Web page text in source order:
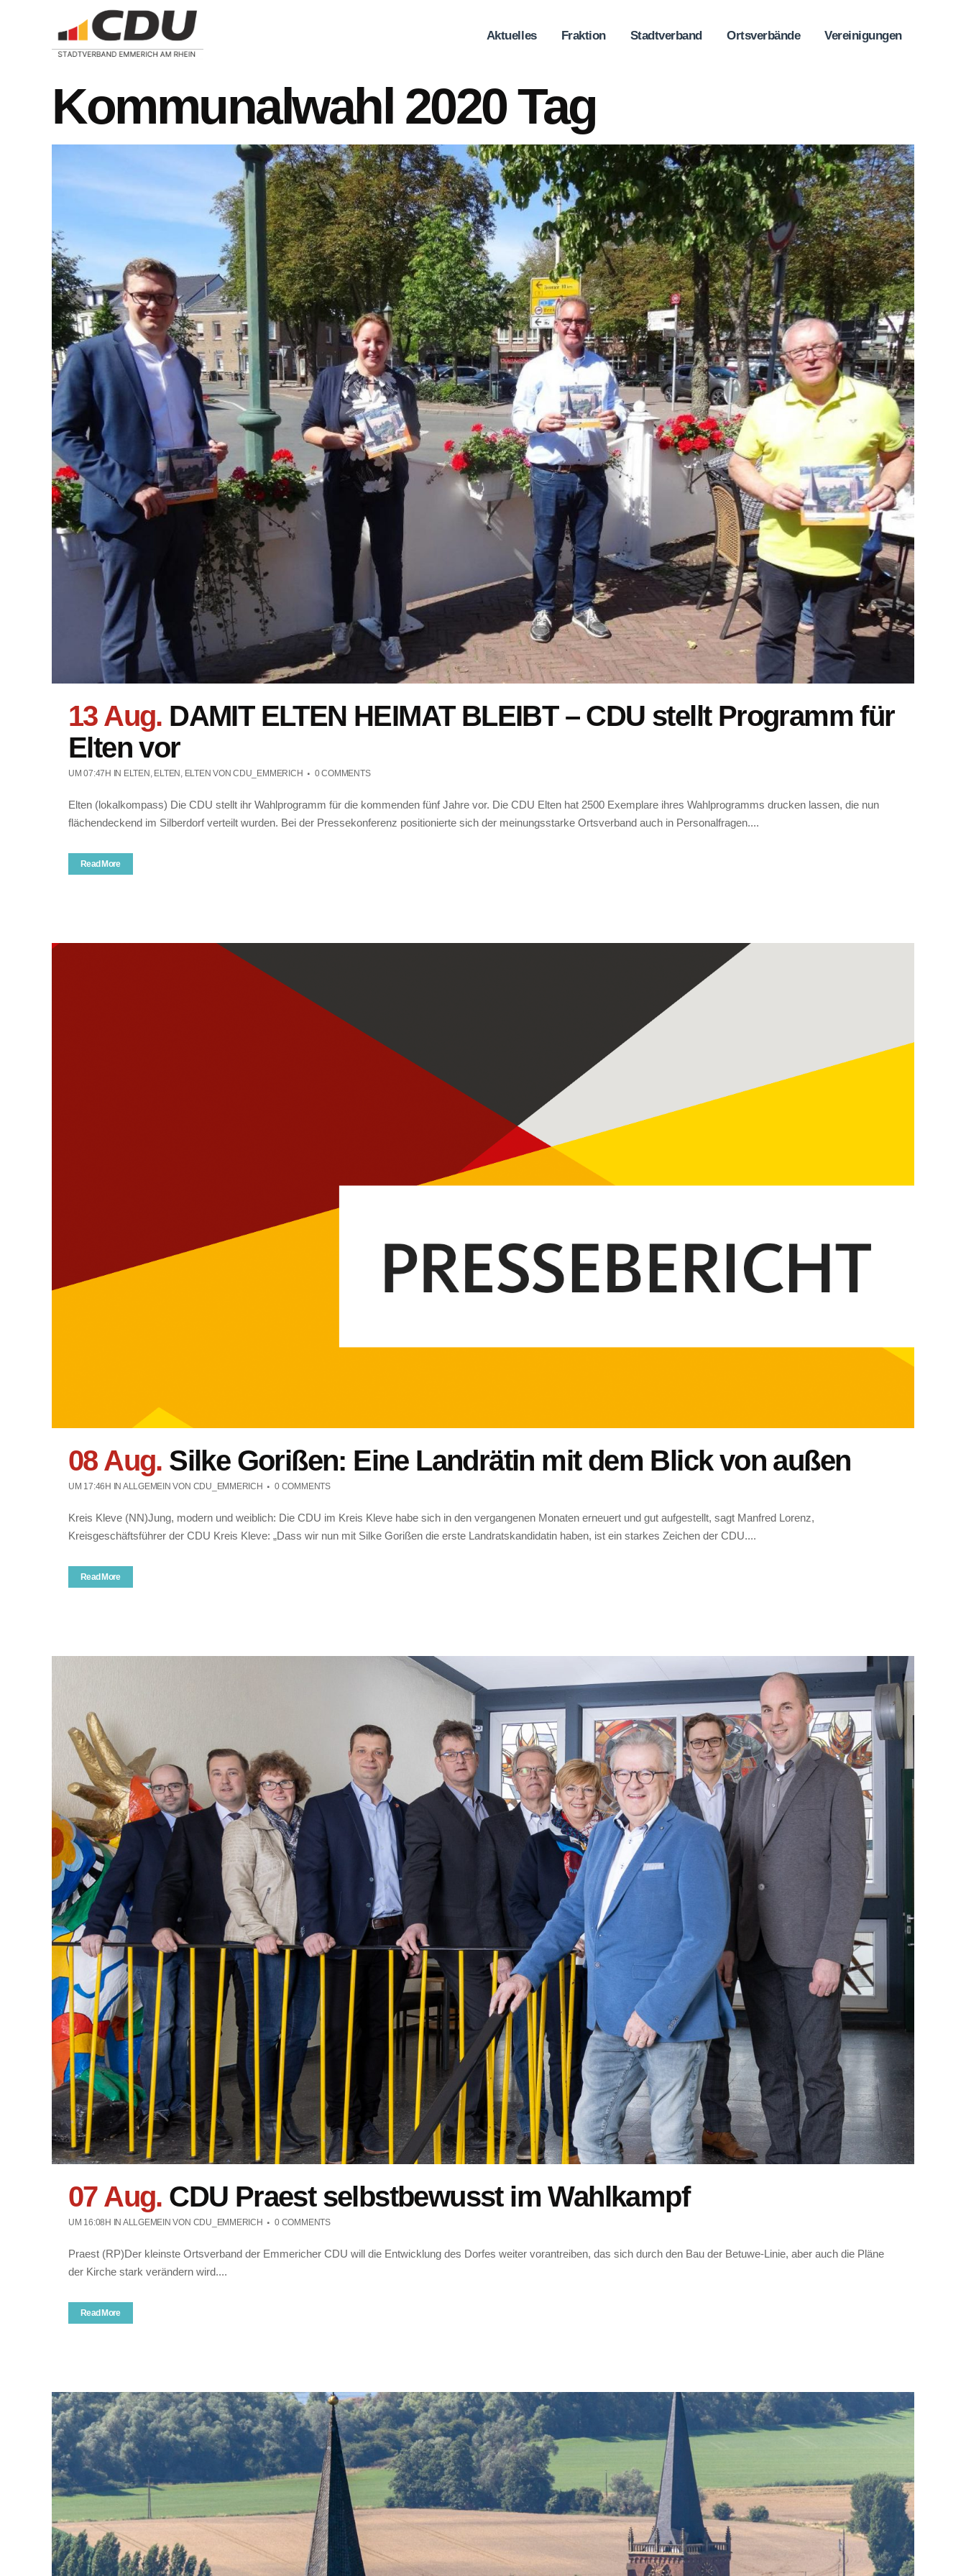
Aktuelles Fraktion Stadtverband Ortsverbände Vereinigungen
Kommunalwahl 2020 Tag
13 Aug. DAMIT ELTEN HEIMAT BLEIBT – CDU stellt Programm für
Elten vor
UM 07:47H IN ELTEN , ELTEN , ELTEN VONCDU_EMMERICH 0 COMMENTS
Elten (lokalkompass) Die CDU stellt ihr Wahlprogramm für die kommenden fünf Jahre vor. Die CDU Elten hat 2500 Exemplare ihres Wahlprogramms drucken lassen, die nun
flächendeckend im Silberdorf verteilt wurden. Bei der Pressekonferenz positionierte sich der meinungsstarke Ortsverband auch in Personalfragen....
Read More
08 Aug. Silke Gorißen: Eine Landrätin mit dem Blick von außen
UM 17:46H IN ALLGEMEINVON CDU_EMMERICH 0 COMMENTS
Kreis Kleve (NN)Jung, modern und weiblich: Die CDU im Kreis Kleve habe sich in den vergangenen Monaten erneuert und gut aufgestellt, sagt Manfred Lorenz,
Kreisgeschäftsführer der CDU Kreis Kleve: „Dass wir nun mit Silke Gorißen die erste Landratskandidatin haben, ist ein starkes Zeichen der CDU....
Read More
07 Aug. CDU Praest selbstbewusst im Wahlkampf
UM 16:08H IN ALLGEMEINVON CDU_EMMERICH 0 COMMENTS
Praest (RP)Der kleinste Ortsverband der Emmericher CDU will die Entwicklung des Dorfes weiter vorantreiben, das sich durch den Bau der Betuwe-Linie, aber auch die Pläne
der Kirche stark verändern wird....
Read More